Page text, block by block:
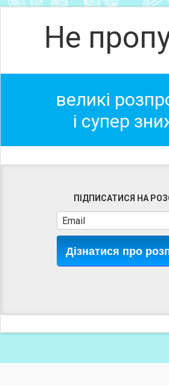
Не
великі
і супер
ПІДПИСАТИСЯ НА
Дізнатися про